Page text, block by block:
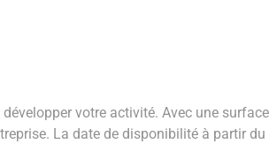
votre activité. Avec une
La date de disponibilité à partir